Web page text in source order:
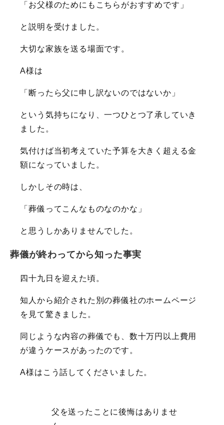
「お父様のためにもこちらがおすすめです」
と説明を受けました。
大切な家族を送る場面です。
A様は
「断ったら父に申し訳ないのではないか」
という気持ちになり、一つひとつ了承していき
ました。
気付けば当初考えていた予算を大きく超える金
額になっていました。
しかしその時は、
「葬儀ってこんなものなのかな」
と思うしかありませんでした。
葬儀が終わってから知った事実
四十九日を迎えた頃。
知人から紹介された別の葬儀社のホームページ
を見て驚きました。
同じような内容の葬儀でも、数十万円以上費用
が違うケースがあったのです。
A様はこう話してくださいました。
父を送ったことに後悔はありませ